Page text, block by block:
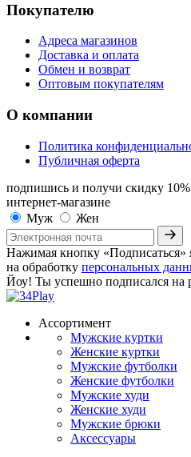
Покупателю
Адреса магазинов
Доставка и оплата
Обмен и возврат
Оптовым покупателям
О компании
Политика
Публичная оферта
подпишись и получи скидку 10%
интернет-магазине
Муж
Жен
Нажимая кнопку «Подписаться»
на обработку персональных
Йоу! Ты успешно подписался на
Ассортимент
Мужские куртки
Женские куртки
Мужские футболки
Женские футболки
Мужские худи
Женские худи
Мужские брюки
Аксессуары